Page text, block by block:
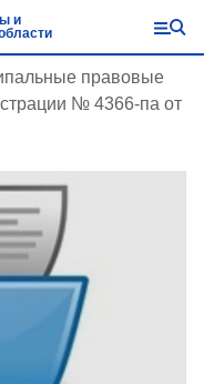
и
правовые
№ 4366-па от